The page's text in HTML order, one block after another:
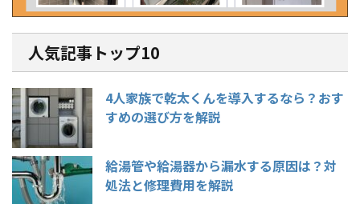
人気記事トップ10
4人家族で乾太くんを導入するなら？おす
すめの選び方を解説
給湯管や給湯器から漏水する原因は？対
処法と修理費用を解説